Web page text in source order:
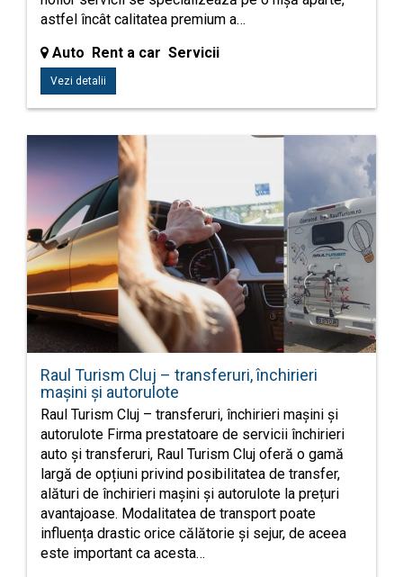
astfel încât calitatea premium a…
Auto Rent a car Servicii
Vezi detalii
Raul Turism Cluj – transferuri, închirieri
mașini și autorulote
Raul Turism Cluj – transferuri, închirieri mașini și
autorulote Firma prestatoare de servicii închirieri
auto și transferuri, Raul Turism Cluj oferă o gamă
largă de opțiuni privind posibilitatea de transfer,
alături de închirieri mașini și autorulote la prețuri
avantajoase. Modalitatea de transport poate
influența drastic orice călătorie și sejur, de aceea
este important ca acesta…